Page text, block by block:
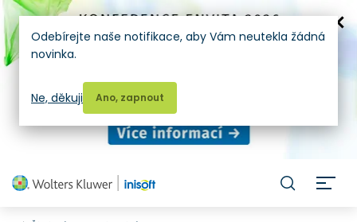
Odebírejte naše notifikace, aby Vám neutekla žádná
novinka.
Ano, zapnout
Ne, děkuji